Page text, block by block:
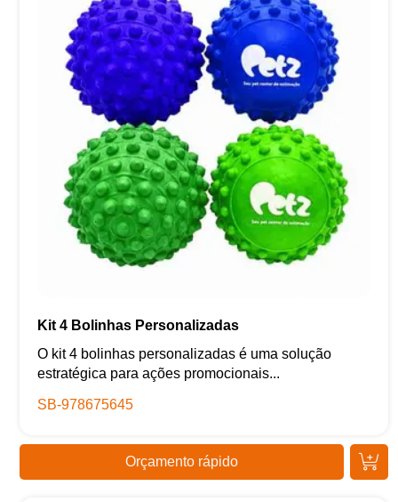
Kit 4 Bolinhas Personalizadas
O kit 4 bolinhas personalizadas é uma solução
estratégica para ações promocionais...
SB-978675645
Orçamento rápido